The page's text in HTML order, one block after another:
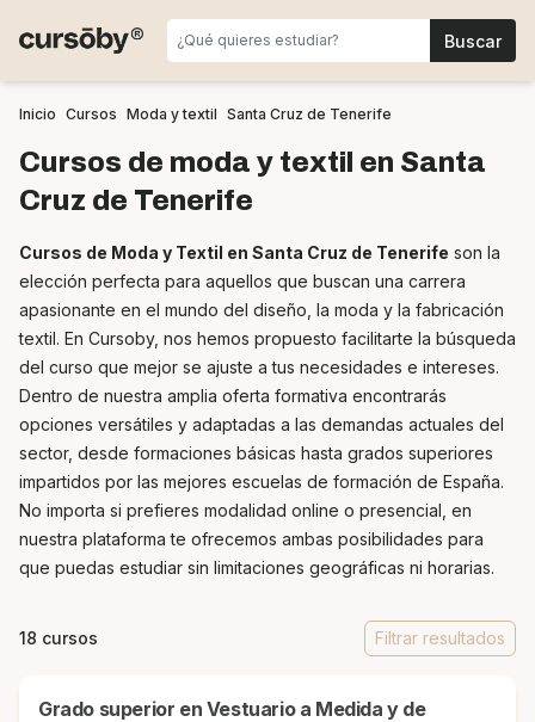
Inicio Cursos Moda y textil Santa Cruz de Tenerife
Cursos de moda y textil en Santa
Cruz de Tenerife
Cursos de Moda y Textil en Santa Cruz de Tenerife son la
elección perfecta para aquellos que buscan una carrera
apasionante en el mundo del diseño, la moda y la fabricación
textil. En Cursoby, nos hemos propuesto facilitarte la búsqueda
del curso que mejor se ajuste a tus necesidades e intereses.
Dentro de nuestra amplia oferta formativa encontrarás
opciones versátiles y adaptadas a las demandas actuales del
sector, desde formaciones básicas hasta grados superiores
impartidos por las mejores escuelas de formación de España.
No importa si prefieres modalidad online o presencial, en
nuestra plataforma te ofrecemos ambas posibilidades para
que puedas estudiar sin limitaciones geográficas ni horarias.
18 cursos Filtrar resultados
Grado superior en Vestuario a Medida y de